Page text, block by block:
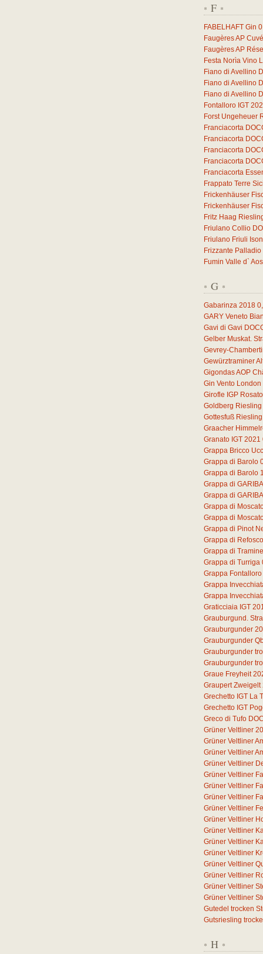
* F *
FABELHAFT Gin
Faugères AP
Faugères AP
Festa Norìa Vino
Fiano di Avellino
Fiano di Avellino
Fiano di Avellino
Fontalloro IGT
Forst Ungeheuer
Franciacorta
Franciacorta
Franciacorta
Franciacorta
Franciacorta
Frappato Terre
Frickenhäuser
Frickenhäuser
Fritz Haag
Friulano Collio
Friulano Friuli
Frizzante Palladio
Fumin Valle d`
* G *
Gabarinza 2018
GARY Veneto
Gavi di Gavi
Gelber Muskat.
Gevrey-
Gewürztraminer
Gigondas AOP
Gin Vento London
Girofle IGP
Goldberg Riesling
Gottesfuß
Graacher
Granato IGT 2021
Grappa Bricco
Grappa di Barolo
Grappa di Barolo
Grappa di
Grappa di
Grappa di
Grappa di
Grappa di Pinot
Grappa di Refosco
Grappa di
Grappa di Turriga
Grappa
Grappa
Grappa
Graticciaia IGT
Grauburgund.
Grauburgunder
Grauburgunder
Grauburgunder
Grauburgunder
Graue Freyheit
Graupert Zweigelt
Grechetto IGT La
Grechetto IGT
Greco di Tufo
Grüner Veltliner
Grüner Veltliner
Grüner Veltliner
Grüner Veltliner
Grüner Veltliner
Grüner Veltliner
Grüner Veltliner
Grüner Veltliner
Grüner Veltliner
Grüner Veltliner
Grüner Veltliner
Grüner Veltliner
Grüner Veltliner
Grüner Veltliner
Grüner Veltliner
Grüner Veltliner
Gutedel trocken
Gutsriesling
* H *